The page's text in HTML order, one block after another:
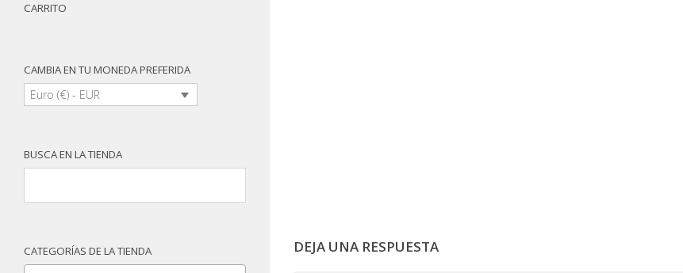
DEJA UNA RESPUESTA
CARRITO
CAMBIA EN TU MONEDA PREFERIDA
Euro (€) - EUR
BUSCA EN LA TIENDA
CATEGORÍAS DE LA TIENDA